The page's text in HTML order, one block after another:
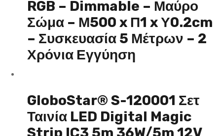
RGB – Dimmable – Μαύρο
Σώμα – Μ500 x Π1 x Υ0.2cm
– Συσκευασία 5 Μέτρων – 2
Χρόνια Εγγύηση
GloboStar® S-120001 Σετ
Ταινία LED Digital Magic